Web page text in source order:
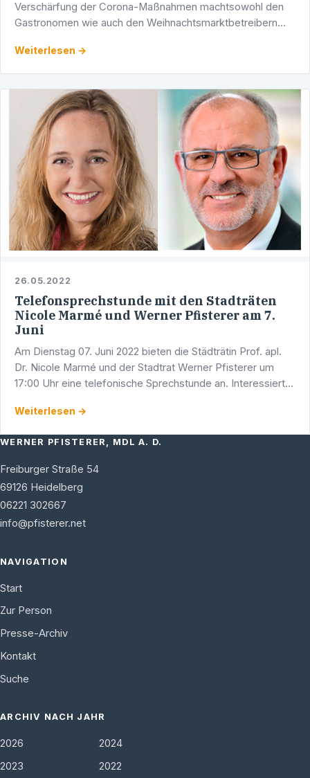
Verschärfung der Corona-Maßnahmen machtsowohl den
Gastronomen wie auch den Weihnachtsmarktbetreibern
Heidelberger …
Weiterlesen →
26.05.2022
Telefonsprechstunde mit den Stadträten
Nicole Marmé und Werner Pfisterer am 7.
Juni
Am Dienstag 07. Juni 2022 bieten die Städträtin Prof. apl.
Dr. Nicole Marmé und der Stadtrat Werner Pfisterer um
17:00 Uhr eine telefonische Sprechstunde an. Interessierte
Weiterlesen →
WERNER PFISTERER, MDL A. D.
Freiburger Straße 54
69126 Heidelberg
06221 302667
info@pfisterer.net
NAVIGATION
Start
Zur Person
Presse-Archiv
Kontakt
Suche
ARCHIV NACH JAHR
2026
2024
2023
2022